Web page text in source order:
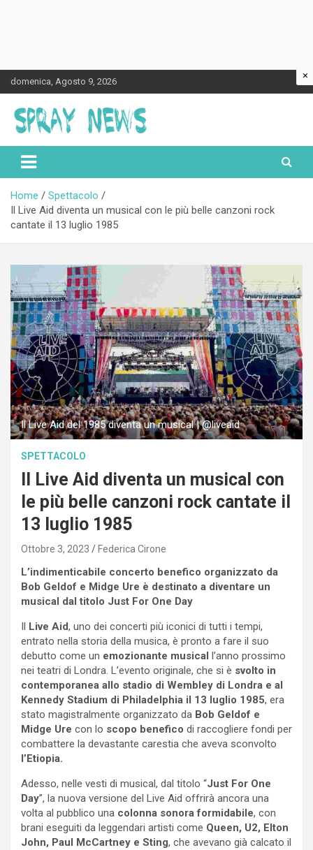
Skip
to
content
domenica, Agosto 9, 2026
Spraynews.it
Home
Spettacolo
Il Live Aid diventa un musical con le più belle canzoni rock
cantate il 13 luglio 1985
Il Live Aid del 1985 diventa un musical | @liveaid
SPETTACOLO
Il Live Aid diventa un musical con
le più belle canzoni rock cantate il
13 luglio 1985
Ottobre 3, 2023 Federica Cirone
L’indimenticabile concerto benefico organizzato da
Bob Geldof e Midge Ure è destinato a diventare un
musical dal titolo Just For One Day
Live Aid, uno dei concerti più iconici di tutti i tempi,
entrato nella storia della musica, è pronto a fare il suo
debutto come un emozionante musical
l’anno prossimo
nei teatri di Londra. L’evento originale, che si è svolto in
contemporanea allo stadio di Wembley di Londra e al
Kennedy Stadium di Philadelphia il 13 luglio 1985, era
stato magistralmente organizzato da Bob Geldof e
Midge Ure con lo scopo benefico di raccogliere fondi per
combattere la devastante carestia che aveva sconvolto
l’Etiopia.
Adesso, nelle vesti di musical, dal titolo “Just For One
Day”, la nuova versione del Live Aid offrirà ancora una
volta al pubblico una colonna sonora formidabile, con
brani eseguiti da leggendari artisti come Queen, U2, Elton
John, Paul McCartney e Sting, che avevano già calcato il
×